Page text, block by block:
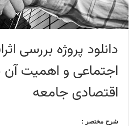
دانلود پروژه بررسی
اجتماعی و اهمیت آن
اقتصادی جامعه
شرح مختصر :